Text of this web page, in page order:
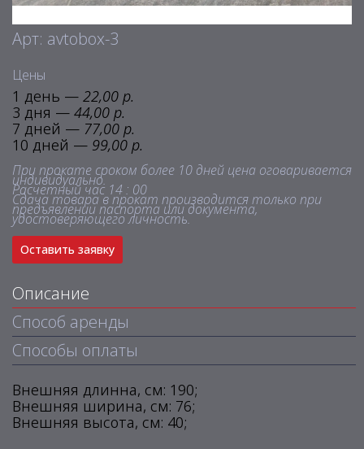
Арт: avtobox-3
Цены
1 день — 22,00 р.
3 дня — 44,00 р.
7 дней — 77,00 р.
10 дней — 99,00 р.
При прокате сроком более 10 дней цена оговаривается
индивидуально.
Расчетный час 14 : 00
Сдача товара в прокат производится только при
предъявлении паспорта или документа,
удостоверяющего личность.
Оставить заявку
Описание
Способ аренды
Способы оплаты
Внешняя длинна, см: 190;
Внешняя ширина, см: 76;
Внешняя высота, см: 40;